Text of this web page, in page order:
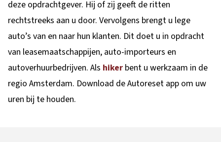
deze opdrachtgever. Hij of zij geeft de ritten
rechtstreeks aan u door. Vervolgens brengt u lege
auto’s van en naar hun klanten. Dit doet u in opdracht
van leasemaatschappijen, auto-importeurs en
autoverhuurbedrijven. Als hiker bent u werkzaam in de
regio Amsterdam. Download de Autoreset app om uw
uren bij te houden.